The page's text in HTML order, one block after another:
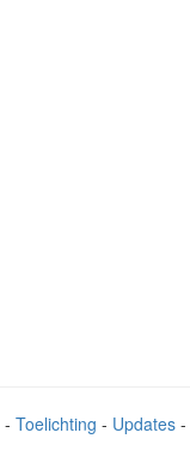
- Toelichting - Updates-